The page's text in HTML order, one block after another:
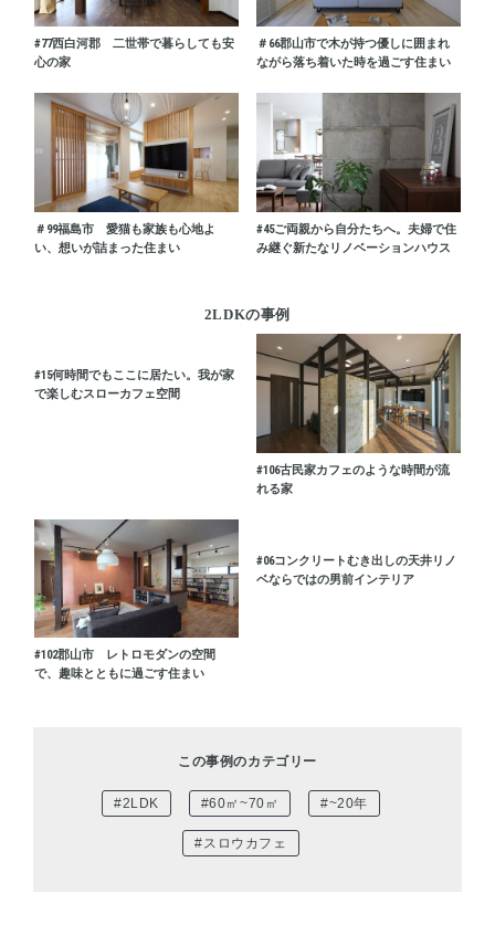
#77西白河郡 二世帯で暮らしても安
心の家
＃66郡山市で木が持つ優しに囲まれ
ながら落ち着いた時を過ごす住まい
＃99福島市 愛猫も家族も心地よ
い、想いが詰まった住まい
#45ご両親から自分たちへ。夫婦で住
み継ぐ新たなリノベーションハウス
2LDKの事例
#15何時間でもここに居たい。我が家
で楽しむスローカフェ空間
#106古民家カフェのような時間が流
れる家
#102郡山市 レトロモダンの空間
で、趣味とともに過ごす住まい
#06コンクリートむき出しの天井リノ
ベならではの男前インテリア
この事例のカテゴリー
#2LDK #60㎡~70㎡ #~20年
#スロウカフェ